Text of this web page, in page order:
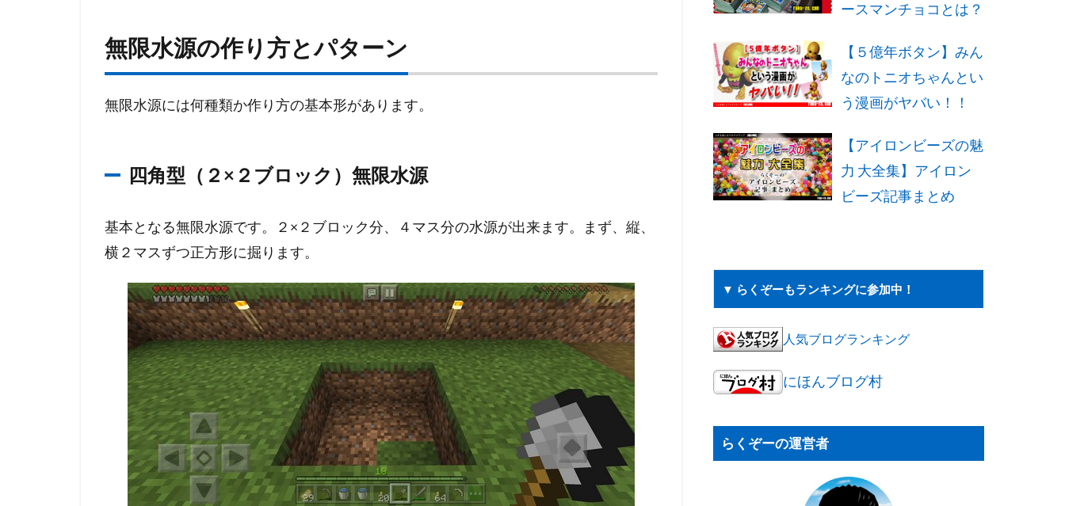
ブロ
ッ
無限
無限
水源
し方
無限水源の作り方とパターン
無限水源には何種類か作り方の基本形があります。
四角型（２×２ブロック）無限水源
基本となる無限水源です。２×２ブロック分、４マス分の水源が出来ます。まず、縦、
横２マスずつ正方形に掘ります。
ースマンチョコとは？
【５億年ボタン】みん
なのトニオちゃんとい
う漫画がヤバい！！
【アイロンビーズの魅
力 大全集】アイロン
ビーズ記事まとめ
▼ らくぞーもランキングに参加中！
人気ブログランキング
にほんブログ村
らくぞーの運営者